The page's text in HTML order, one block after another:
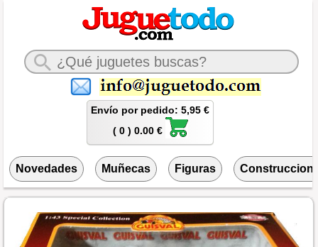
Envío por pedido: 5,95 €
( 0 ) 0.00 €
Novedades Muñecas Figuras